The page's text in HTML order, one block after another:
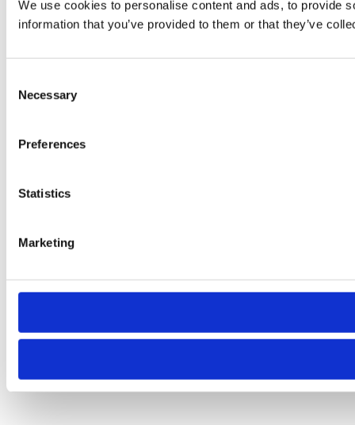
We use cookies to personalise content and ads, to provide
information that you’ve provided to them or that they’ve
Selection
Necessary
Preferences
Statistics
Marketing